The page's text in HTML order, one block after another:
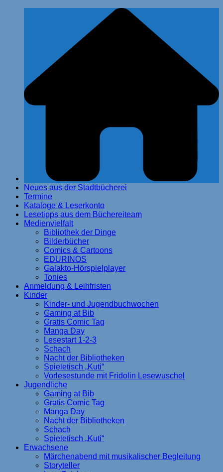
Neues aus der Stadtbücherei
Termine
Kataloge & Leserkonto
Lesetipps aus dem Büchereiteam
Medienvielfalt
Bibliothek der Dinge
Bilderbücher
Comics & Cartoons
EDURINOS
Galakto-Hörspielplayer
Tonies
Anmeldung & Leihfristen
Kinder
Kinder- und Jugendbuchwochen
Gaming at Bib
Gratis Comic Tag
Manga Day
Lesestart 1-2-3
Schach
Nacht der Bibliotheken
Spieletisch „Kuti“
Vorlesestunde mit Fridolin Lesewuschel
Jugendliche
Gaming at Bib
Gratis Comic Tag
Manga Day
Nacht der Bibliotheken
Schach
Spieletisch „Kuti“
Erwachsene
Märchenabend mit musikalischer Begleitung
Storyteller